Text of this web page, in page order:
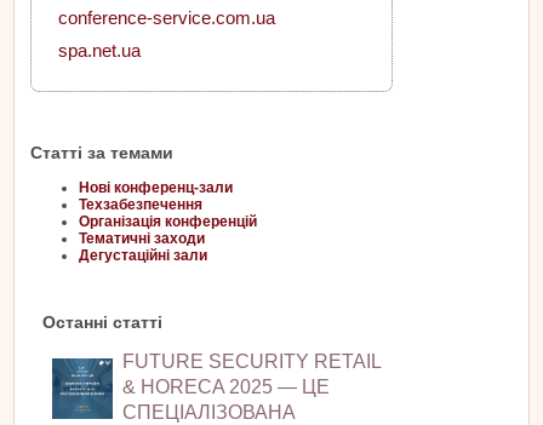
conference-service.com.ua
spa.net.ua
Статті за темами
Нові конференц-зали
Техзабезпечення
Організація конференцій
Тематичні заходи
Дегустаційні зали
Останні статті
FUTURE SECURITY RETAIL
& HORECA 2025 — ЦЕ
СПЕЦІАЛІЗОВАНА